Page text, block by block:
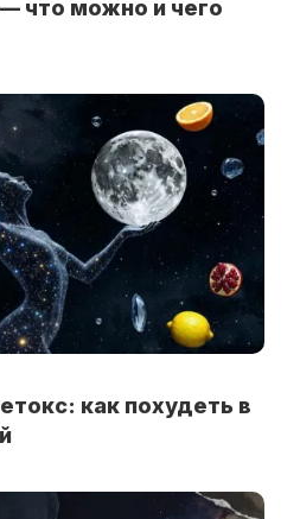
что можно и чего
как похудеть в